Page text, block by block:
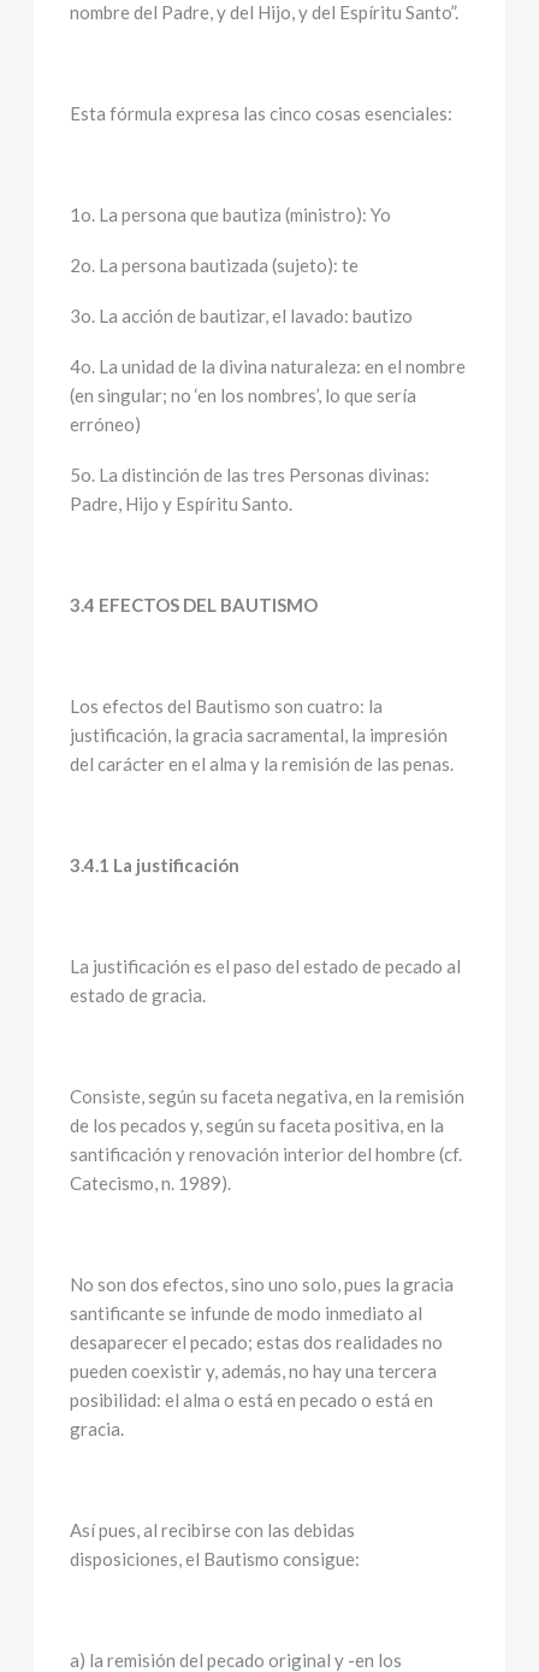
nombre del Padre, y del Hijo, y del Espíritu Santo”.
Esta fórmula expresa las cinco cosas esenciales:
1o. La persona que bautiza (ministro): Yo
2o. La persona bautizada (sujeto): te
3o. La acción de bautizar, el lavado: bautizo
4o. La unidad de la divina naturaleza: en el nombre
(en singular; no ‘en los nombres’, lo que sería
erróneo)
5o. La distinción de las tres Personas divinas:
Padre, Hijo y Espíritu Santo.
3.4 EFECTOS DEL BAUTISMO
Los efectos del Bautismo son cuatro: la
justificación, la gracia sacramental, la impresión
del carácter en el alma y la remisión de las penas.
3.4.1 La justificación
La justificación es el paso del estado de pecado al
estado de gracia.
Consiste, según su faceta negativa, en la remisión
de los pecados y, según su faceta positiva, en la
santificación y renovación interior del hombre (cf.
Catecismo, n. 1989).
No son dos efectos, sino uno solo, pues la gracia
santificante se infunde de modo inmediato al
desaparecer el pecado; estas dos realidades no
pueden coexistir y, además, no hay una tercera
posibilidad: el alma o está en pecado o está en
gracia.
Así pues, al recibirse con las debidas
disposiciones, el Bautismo consigue:
a) la remisión del pecado original y -en los